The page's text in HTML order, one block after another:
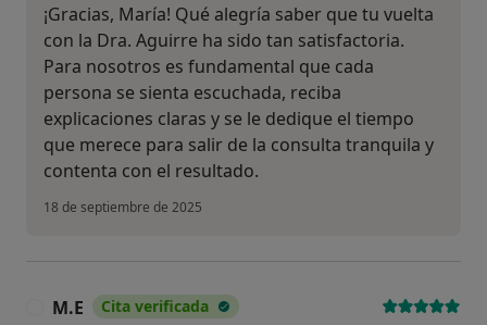
¡Gracias, María! Qué alegría saber que tu vuelta
con la Dra. Aguirre ha sido tan satisfactoria.
Para nosotros es fundamental que cada
persona se sienta escuchada, reciba
explicaciones claras y se le dedique el tiempo
que merece para salir de la consulta tranquila y
contenta con el resultado.
18 de septiembre de 2025
M.E Cita verificada